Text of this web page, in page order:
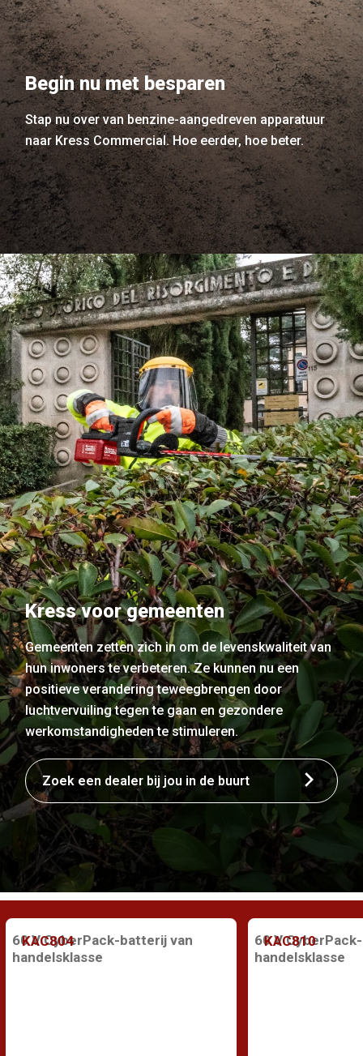
Begin nu met besparen
Stap nu over van benzine-aangedreven apparatuur
naar Kress Commercial. Hoe eerder, hoe beter.
Kress voor gemeenten
Gemeenten zetten zich in om de levenskwaliteit van
hun inwoners te verbeteren. Ze kunnen nu een
positieve verandering teweegbrengen door
luchtvervuiling tegen te gaan en gezondere
werkomstandigheden te stimuleren.
Zoek een dealer bij jou in de buurt
KAC804
60 V CyberPack-batterij van
handelsklasse
KAC810
60 V
handelsklasse